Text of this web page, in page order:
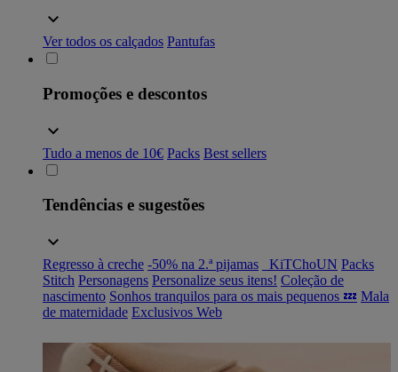
Ver todos os calçados Pantufas
Promoções e descontos
Tudo a menos de 10€ Packs Best sellers
Tendências e sugestões
Regresso à creche -50% na 2.ª pijamas _KiTChoUN Packs
Stitch Personagens Personalize seus itens! Coleção de
nascimento Sonhos tranquilos para os mais pequenos 💤 Mala
de maternidade Exclusivos Web